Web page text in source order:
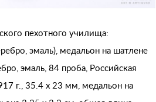
пехотного училища:
эмаль), медальон на шатлене
эмаль, 84 проба, Российская
г., 35.4 x 23 мм, медальон на